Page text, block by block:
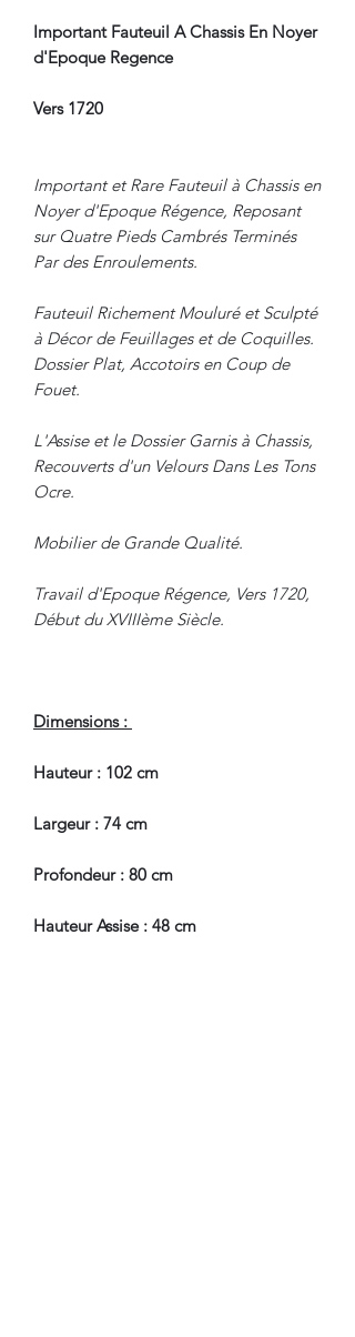
Important Fauteuil A Chassis En Noyer
d'Epoque Regence
Vers 1720
Important et Rare Fauteuil à Chassis en
Noyer d'Epoque Régence, Reposant
sur Quatre Pieds Cambrés Terminés
Par des Enroulements.
Fauteuil Richement Mouluré et Sculpté
à Décor de Feuillages et de Coquilles.
Dossier Plat, Accotoirs en Coup de
Fouet.
L'Assise et le Dossier Garnis à Chassis,
Recouverts d'un Velours Dans Les Tons
Ocre.
Mobilier de Grande Qualité.
Travail d'Epoque Régence, Vers 1720,
Début du XVIIIème Siècle.
Dimensions :
Hauteur : 102 cm
Largeur : 74 cm
Profondeur : 80 cm
Hauteur Assise : 48 cm